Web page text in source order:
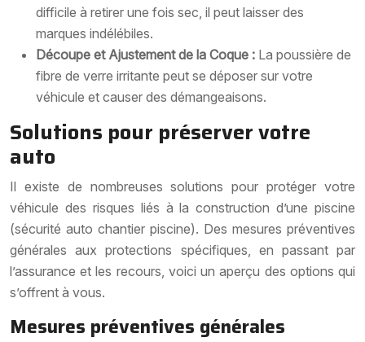
difficile à retirer une fois sec, il peut laisser des
marques indélébiles.
Découpe et Ajustement de la Coque : La poussière de
fibre de verre irritante peut se déposer sur votre
véhicule et causer des démangeaisons.
Solutions pour préserver votre
auto
Il existe de nombreuses solutions pour protéger votre
véhicule des risques liés à la construction d’une piscine
(sécurité auto chantier piscine). Des mesures préventives
générales aux protections spécifiques, en passant par
l’assurance et les recours, voici un aperçu des options qui
s’offrent à vous.
Mesures préventives générales